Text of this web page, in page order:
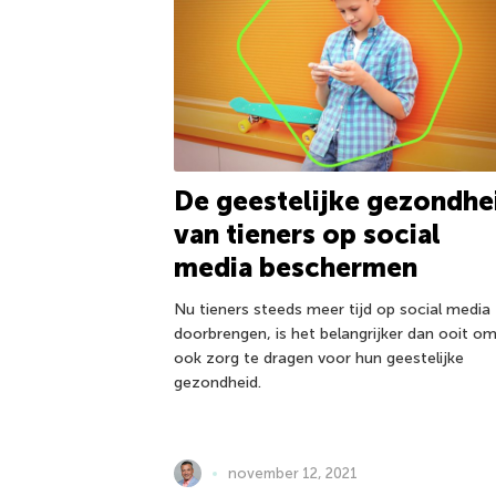
De geestelijke
van tieners op social
media beschermen
Nu tieners steeds meer tijd op social media
doorbrengen, is het belangrijker dan ooit om
ook zorg te dragen voor hun geestelijke
gezondheid.
november 12, 2021